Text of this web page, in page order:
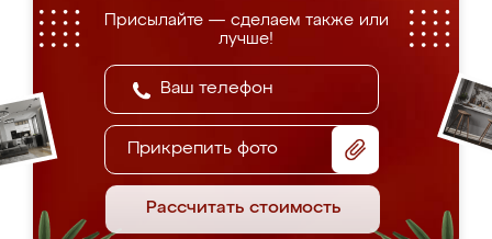
Присылайте — сделаем также или
лучше!
Прикрепить фото
Рассчитать стоимость